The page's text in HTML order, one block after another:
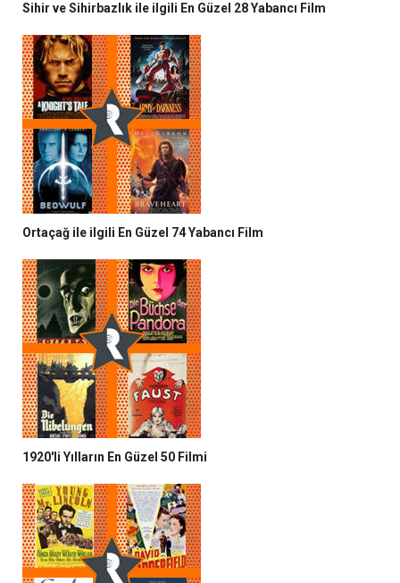
Sihir ve Sihirbazlık ile ilgili En Güzel 28 Yabancı Film
Ortaçağ ile ilgili En Güzel 74 Yabancı Film
1920'li Yılların En Güzel 50 Filmi